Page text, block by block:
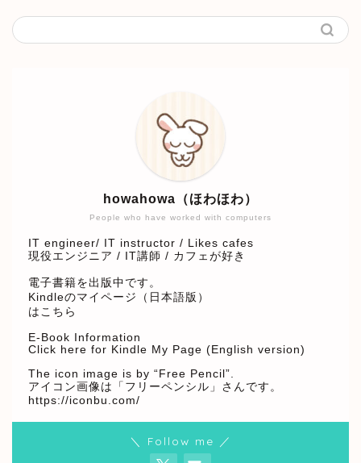
People who have worked with computers
howahowa（ほわほわ）
IT engineer/ IT instructor / Likes cafes
現役エンジニア / IT講師 / カフェが好き
電子書籍を出版中です。
Kindleのマイページ（日本語版）
はこちら
E-Book Information
Click here for Kindle My Page (English version)
The icon image is by “Free Pencil”.
アイコン画像は「フリーペンシル」さんです。
https://iconbu.com/
＼ Follow me ／